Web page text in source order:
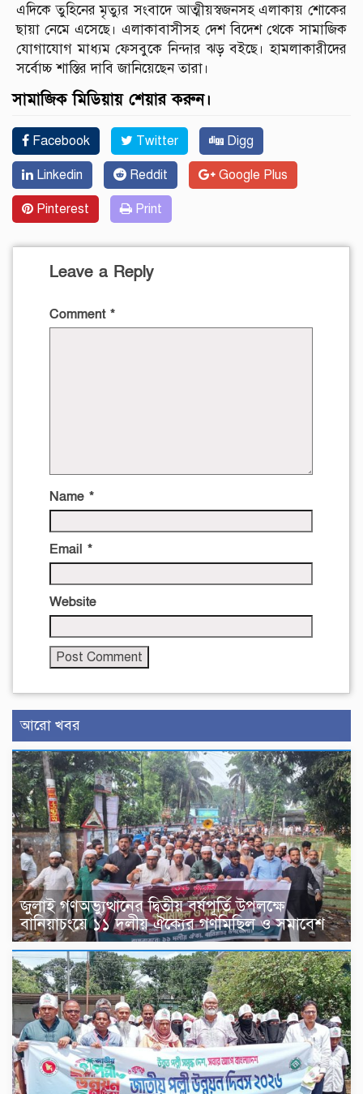
এদিকে তুহিনের মৃত্যুর সংবাদে আত্মীয়স্বজনসহ এলাকায় শোকের
ছায়া নেমে এসেছে। এলাকাবাসীসহ দেশ বিদেশ থেকে সামাজিক
যোগাযোগ মাধ্যম ফেসবুকে নিন্দার ঝড় বইছে। হামলাকারীদের
সর্বোচ্চ শাস্তির দাবি জানিয়েছেন তারা।
সামাজিক মিডিয়ায় শেয়ার করুন।
Facebook Twitter Digg
Linkedin Reddit Google Plus
Pinterest Print
Leave a Reply
Comment *
Name *
Email *
Website
আরো খবর
জুলাই গণঅভ্যুত্থানের দ্বিতীয় বর্ষপূর্তি উপলক্ষে
বানিয়াচংয়ে ১১ দলীয় ঐক্যের গণমিছিল ও সমাবেশ